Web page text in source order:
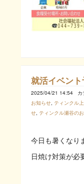
就活イベント
2025/04/21 14:54 カ
お知らせ, ティンクル
せ, ティンクル瀬谷の
今日も暑くなり
日焼け対策が必